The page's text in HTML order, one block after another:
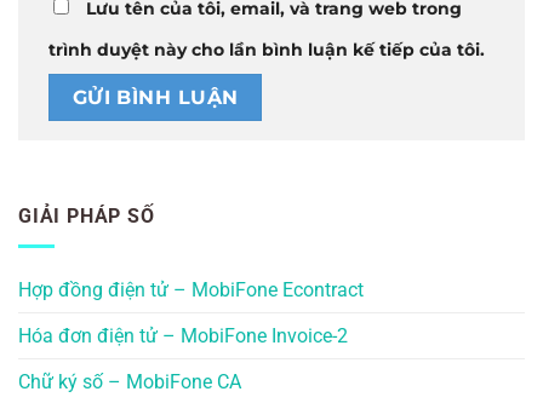
Lưu tên của tôi, email, và trang web trong
trình duyệt này cho lần bình luận kế tiếp của tôi.
GIẢI PHÁP SỐ
Hợp đồng điện tử – MobiFone Econtract
Hóa đơn điện tử – MobiFone Invoice-2
Chữ ký số – MobiFone CA